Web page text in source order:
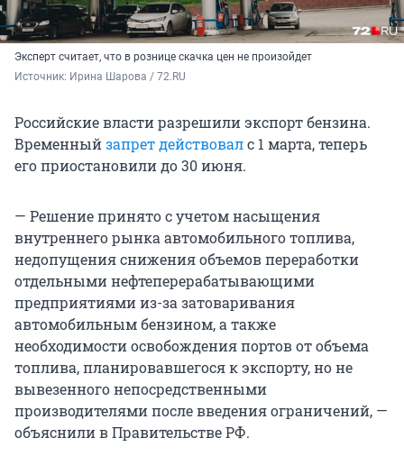
Эксперт считает, что в рознице скачка цен не произойдет
Источник: Ирина Шарова / 72.RU
Российские власти разрешили экспорт бензина.
Временныйзапрет действовалс 1 марта, теперь
его приостановили до 30 июня.
— Решение принято с учетом насыщения
внутреннего рынка автомобильного топлива,
недопущения снижения объемов переработки
отдельными нефтеперерабатывающими
предприятиями из-за затоваривания
автомобильным бензином, а также
необходимости освобождения портов от объема
топлива, планировавшегося к экспорту, но не
вывезенного непосредственными
производителями после введения ограничений, —
объяснили в Правительстве РФ.